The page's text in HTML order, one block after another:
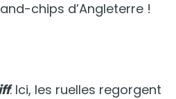
chips d’Angleterre !
. Ici, les ruelles regorgent